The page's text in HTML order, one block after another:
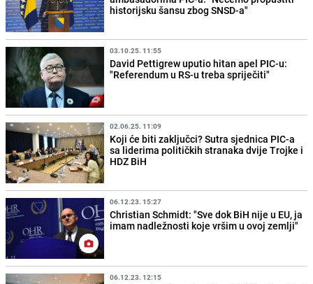
historijsku šansu zbog SNSD-a"
03.10.25. 11:55
David Pettigrew uputio hitan apel PIC-u:
"Referendum u RS-u treba spriječiti"
02.06.25. 11:09
Koji će biti zaključci? Sutra sjednica PIC-a
sa liderima političkih stranaka dvije Trojke i
HDZ BiH
06.12.23. 15:27
Christian Schmidt: "Sve dok BiH nije u EU, ja
imam nadležnosti koje vršim u ovoj zemlji"
06.12.23. 12:15